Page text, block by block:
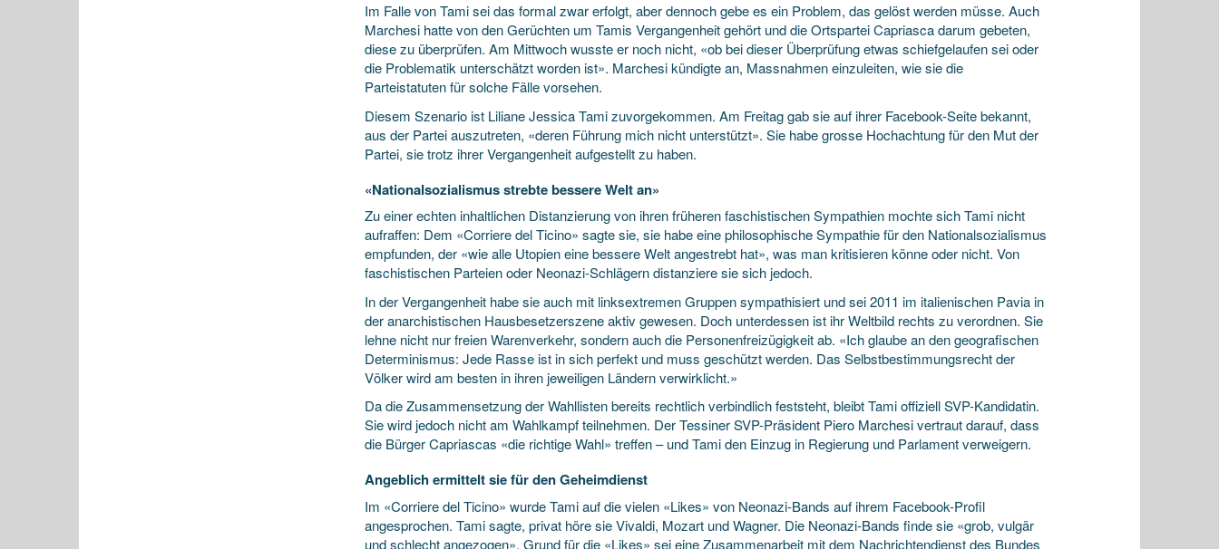
Im Falle von Tami sei das formal zwar erfolgt, aber dennoch gebe es ein Problem, das gelöst werden müsse. Auch
Marchesi hatte von den Gerüchten um Tamis Vergangenheit gehört und die Ortspartei Capriasca darum gebeten,
diese zu überprüfen. Am Mittwoch wusste er noch nicht, «ob bei dieser Überprüfung etwas schiefgelaufen sei oder
die Problematik unterschätzt worden ist». Marchesi kündigte an, Massnahmen einzuleiten, wie sie die
Parteistatuten für solche Fälle vorsehen.
Diesem Szenario ist Liliane Jessica Tami zuvorgekommen. Am Freitag gab sie auf ihrer Facebook-Seite bekannt,
aus der Partei auszutreten, «deren Führung mich nicht unterstützt». Sie habe grosse Hochachtung für den Mut der
Partei, sie trotz ihrer Vergangenheit aufgestellt zu haben.
«Nationalsozialismus strebte bessere Welt an»
Zu einer echten inhaltlichen Distanzierung von ihren früheren faschistischen Sympathien mochte sich Tami nicht
aufraffen: Dem «Corriere del Ticino» sagte sie, sie habe eine philosophische Sympathie für den Nationalsozialismus
empfunden, der «wie alle Utopien eine bessere Welt angestrebt hat», was man kritisieren könne oder nicht. Von
faschistischen Parteien oder Neonazi-Schlägern distanziere sie sich jedoch.
In der Vergangenheit habe sie auch mit linksextremen Gruppen sympathisiert und sei 2011 im italienischen Pavia in
der anarchistischen Hausbesetzerszene aktiv gewesen. Doch unterdessen ist ihr Weltbild rechts zu verordnen. Sie
lehne nicht nur freien Warenverkehr, sondern auch die Personenfreizügigkeit ab. «Ich glaube an den geografischen
Determinismus: Jede Rasse ist in sich perfekt und muss geschützt werden. Das Selbstbestimmungsrecht der
Völker wird am besten in ihren jeweiligen Ländern verwirklicht.»
Da die Zusammensetzung der Wahllisten bereits rechtlich verbindlich feststeht, bleibt Tami offiziell SVP-Kandidatin.
Sie wird jedoch nicht am Wahlkampf teilnehmen. Der Tessiner SVP-Präsident Piero Marchesi vertraut darauf, dass
die Bürger Capriascas «die richtige Wahl» treffen – und Tami den Einzug in Regierung und Parlament verweigern.
Angeblich ermittelt sie für den Geheimdienst
Im «Corriere del Ticino» wurde Tami auf die vielen «Likes» von Neonazi-Bands auf ihrem Facebook-Profil
angesprochen. Tami sagte, privat höre sie Vivaldi, Mozart und Wagner. Die Neonazi-Bands finde sie «grob, vulgär
und schlecht angezogen». Grund für die «Likes» sei eine Zusammenarbeit mit dem Nachrichtendienst des Bundes